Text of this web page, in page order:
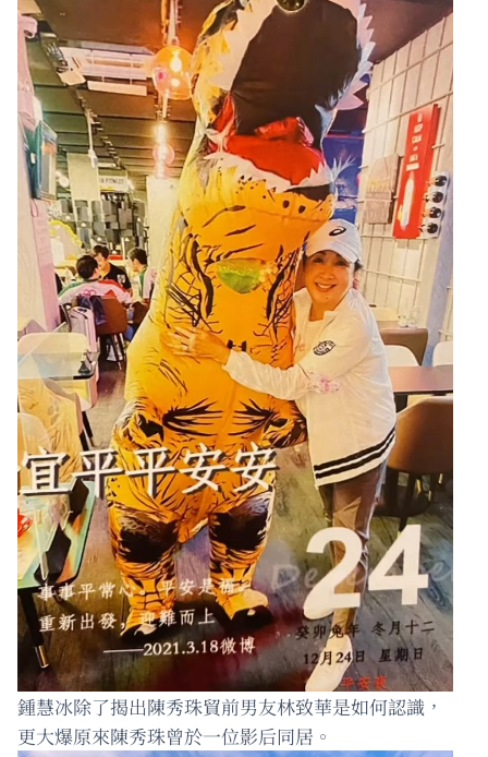
鍾慧冰除了揭出陳秀珠貿前男友林致華是如何認識，
更大爆原來陳秀珠曾於一位影后同居。